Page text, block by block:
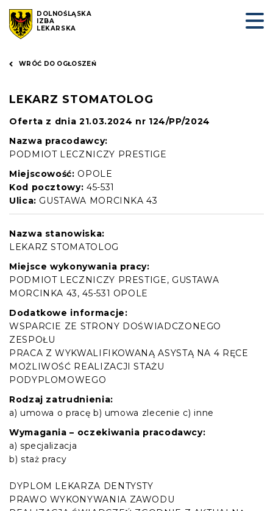
DOLNOŚLĄSKA
IZBA
LEKARSKA
WRÓĆ DO OGŁOSZEŃ
LEKARZ STOMATOLOG
Oferta z dnia 21.03.2024 nr 124/PP/2024
Nazwa pracodawcy:
PODMIOT LECZNICZY PRESTIGE
Miejscowość: OPOLE
Kod pocztowy: 45-531
Ulica: GUSTAWA MORCINKA 43
Nazwa stanowiska:
LEKARZ STOMATOLOG
Miejsce wykonywania pracy:
PODMIOT LECZNICZY PRESTIGE, GUSTAWA
MORCINKA 43, 45-531 OPOLE
Dodatkowe informacje:
WSPARCIE ZE STRONY DOŚWIADCZONEGO
ZESPOŁU
PRACA Z WYKWALIFIKOWANĄ ASYSTĄ NA 4 RĘCE
MOŻLIWOŚĆ REALIZACJI STAŻU
PODYPLOMOWEGO
Rodzaj zatrudnienia:
a) umowa o pracę b) umowa zlecenie c) inne
Wymagania – oczekiwania pracodawcy:
a) specjalizacja
b) staż pracy
DYPLOM LEKARZA DENTYSTY
PRAWO WYKONYWANIA ZAWODU